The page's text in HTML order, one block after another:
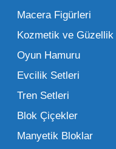
şüphesiz ki
Oyuncak
perakende satış
makas açılır ve
edilmesini sağlar.
dönemlerinde
Macera Figürleri
Kozmetik ve Güzellik
Oyun Hamuru
Evcilik Setleri
Tren Setleri
Blok Çiçekler
Manyetik Bloklar